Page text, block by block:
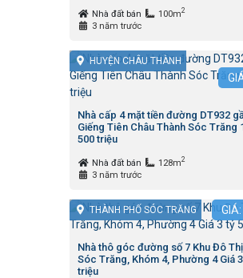
Nhà đất bán 100m2
3 năm trước
HUYỆN CHÂU THÀNH
Nhà cấp 4 mặt tiền đường DT932
Giếng Tiên Châu Thành Sóc Trăng
500 triệu
Nhà đất bán 128m2
3 năm trước
THÀNH PHỐ SÓC TRĂNG GIÁ:
Nhà thô góc đường số 7 Khu Đô
Sóc Trăng, Khóm 4, Phường 4 Giá
triệu